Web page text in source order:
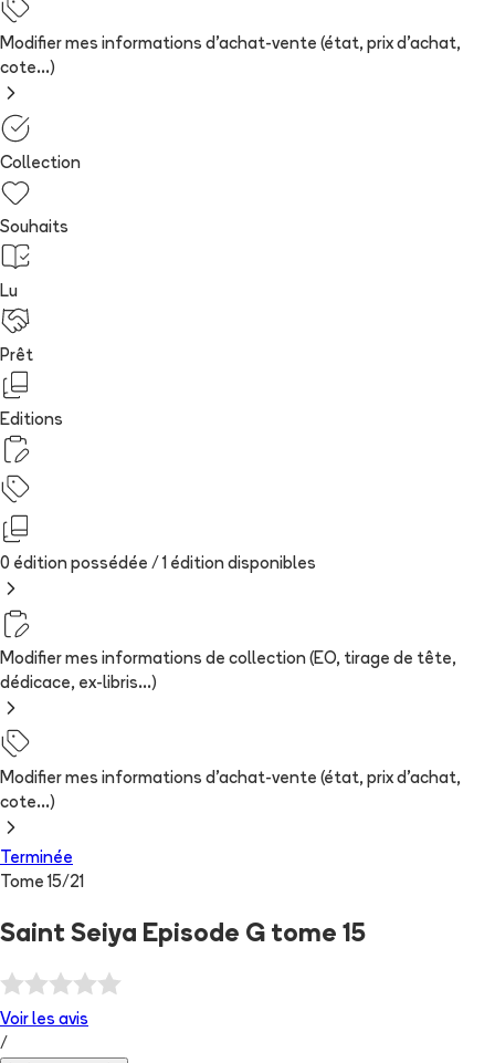
Modifier mes informations d'achat-vente (état, prix d'achat,
cote...)
Collection
Souhaits
Lu
Prêt
Editions
0 édition possédée / 1 édition disponibles
Modifier mes informations de collection (EO, tirage de tête,
dédicace, ex-libris...)
Modifier mes informations d'achat-vente (état, prix d'achat,
cote...)
Terminée
Tome 15/21
Saint Seiya Episode G tome 15
Voir les avis
/